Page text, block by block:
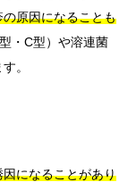
原因になることも
・C型）や溶連菌
。
になることがあり